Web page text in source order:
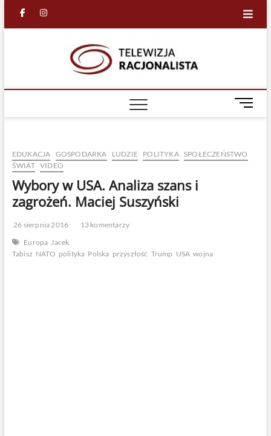
facebook
in
M
e
B
EDUKACJA GOSPODARKA LUDZIE POLITYKA SPOŁECZEŃSTWO
ŚWIAT VIDEO
Wybory w USA. Analiza szans i
zagrożeń. Maciej Suszyński
26 sierpnia 2016
13 komentarzy
Europa Jacek
Tabisz NATO polityka Polska przyszłość Trump USA wojna